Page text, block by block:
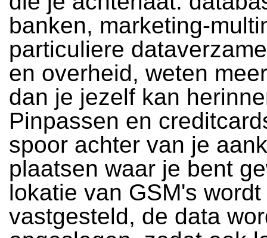
banken, marketing-
particuliere
en overheid, weten
dan je jezelf kan
Pinpassen en
spoor achter van je
plaatsen waar je bent
lokatie van GSM's
vastgesteld, de data